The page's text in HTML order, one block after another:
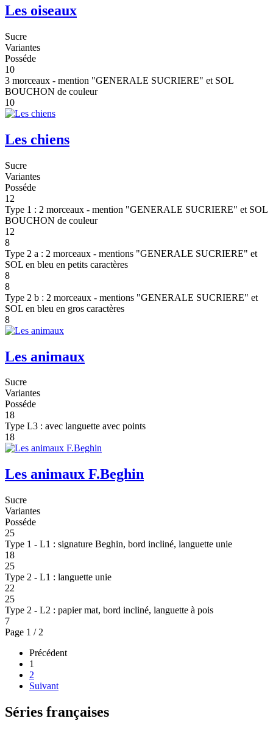
Les oiseaux
Sucre
Variantes
Posséde
10
3 morceaux - mention "GENERALE SUCRIERE" et SOL
BOUCHON de couleur
10
Les chiens
Sucre
Variantes
Posséde
12
Type 1 : 2 morceaux - mention "GENERALE SUCRIERE" et SOL
BOUCHON de couleur
12
8
Type 2 a : 2 morceaux - mentions "GENERALE SUCRIERE" et
SOL en bleu en petits caractères
8
8
Type 2 b : 2 morceaux - mentions "GENERALE SUCRIERE" et
SOL en bleu en gros caractères
8
Les animaux
Sucre
Variantes
Posséde
18
Type L3 : avec languette avec points
18
Les animaux F.Beghin
Sucre
Variantes
Posséde
25
Type 1 - L1 : signature Beghin, bord incliné, languette unie
18
25
Type 2 - L1 : languette unie
22
25
Type 2 - L2 : papier mat, bord incliné, languette à pois
7
Page 1 / 2
Précédent
1
2
Suivant
Séries françaises